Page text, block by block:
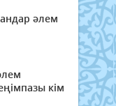
әлем
кім